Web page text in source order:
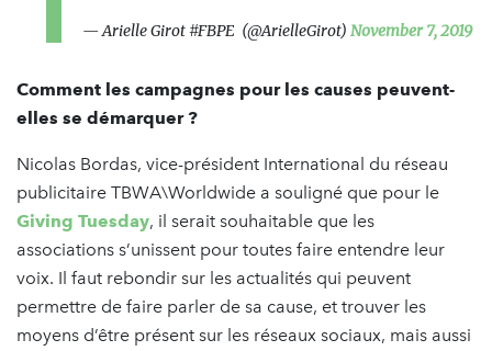
— Arielle Girot #FBPE (@ArielleGirot) November 7, 2019
Comment les campagnes pour les causes peuvent-
elles se démarquer ?
Nicolas Bordas, vice-président International du réseau
publicitaire TBWA\Worldwide a souligné que pour le
Giving Tuesday, il serait souhaitable que les
associations s’unissent pour toutes faire entendre leur
voix. Il faut rebondir sur les actualités qui peuvent
permettre de faire parler de sa cause, et trouver les
moyens d’être présent sur les réseaux sociaux, mais aussi